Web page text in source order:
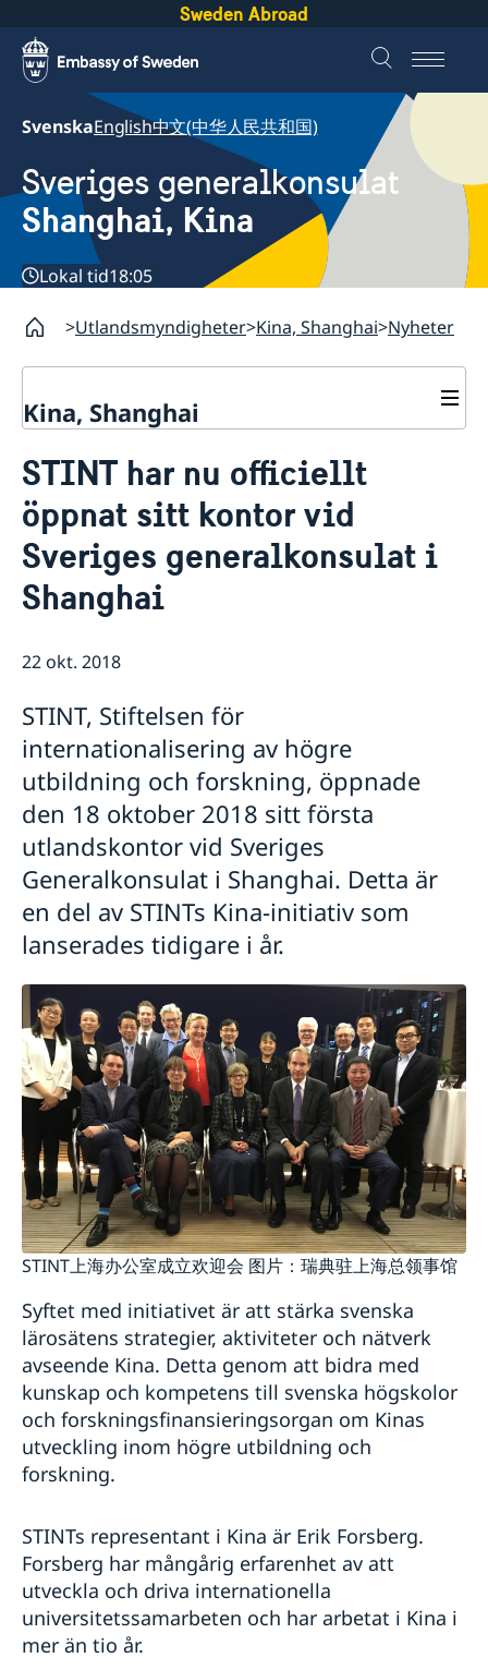
Sweden Abroad
SvenskaEnglish中文(中华人民共和国)
Sveriges generalkonsulat
Shanghai, Kina
Lokal tid18:05
Utlandsmyndigheter Kina, Shanghai Nyheter
Kina, Shanghai
generalkonsulatet
Rösta i Shanghai
Pass och ID-kort
Provisoriskt pass
Samordningsnummer
Intyg och apostille
Competent Swedish Authority to issue Apostille
Äktenskapscertifikat
Förnya svenskt körkort
Avgifter
Nyheter
Om generalkonsulatet
Lediga tjänster
Dataskyddspolicy (GDPR)
Kontakt och öppettider
Så stöttar vi svenska företag
Team Sweden
Svenska företag i Kina
Anmäl handelshinder
STINT har nu officiellt
öppnat sitt kontor vid
Sveriges generalkonsulat i
Shanghai
22 okt. 2018
STINT, Stiftelsen för
internationalisering av högre
utbildning och forskning, öppnade
den 18 oktober 2018 sitt första
utlandskontor vid Sveriges
Generalkonsulat i Shanghai. Detta är
en del av STINTs Kina-initiativ som
lanserades tidigare i år.
STINT上海办公室成立欢迎会 图片：瑞典驻上海总领事馆
Syftet med initiativet är att stärka svenska
lärosätens strategier, aktiviteter och nätverk
avseende Kina. Detta genom att bidra med
kunskap och kompetens till svenska högskolor
och forskningsfinansieringsorgan om Kinas
utveckling inom högre utbildning och
forskning.
STINTs representant i Kina är Erik Forsberg.
Forsberg har mångårig erfarenhet av att
utveckla och driva internationella
universitetssamarbeten och har arbetat i Kina i
mer än tio år.